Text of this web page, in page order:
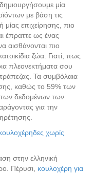
μία
με βάση τις
μίας επιχείρησης, πιο
έπραττε ως ένας
αισθάνονται πιο
ζώα. Γιατί, πως
πλεονεκτήματα σου
Τα συμβόλαια
καθώς το 59% των
δεδομένων των
για την
χωρίς
στην ελληνική
Πέρυσι, κουλοχέρη για